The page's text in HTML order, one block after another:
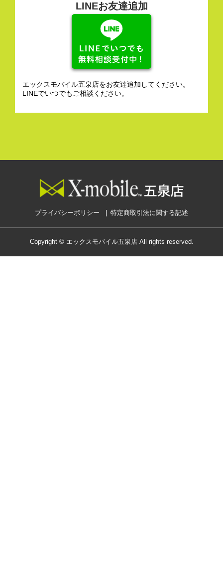
LINEお友達追加
エックスモバイル五泉店をお友達追加してください。
LINEでいつでもご相談ください。
プライバシーポリシー 特定商取引法に関する記述
Copyright © エックスモバイル五泉店 All rights reserved.